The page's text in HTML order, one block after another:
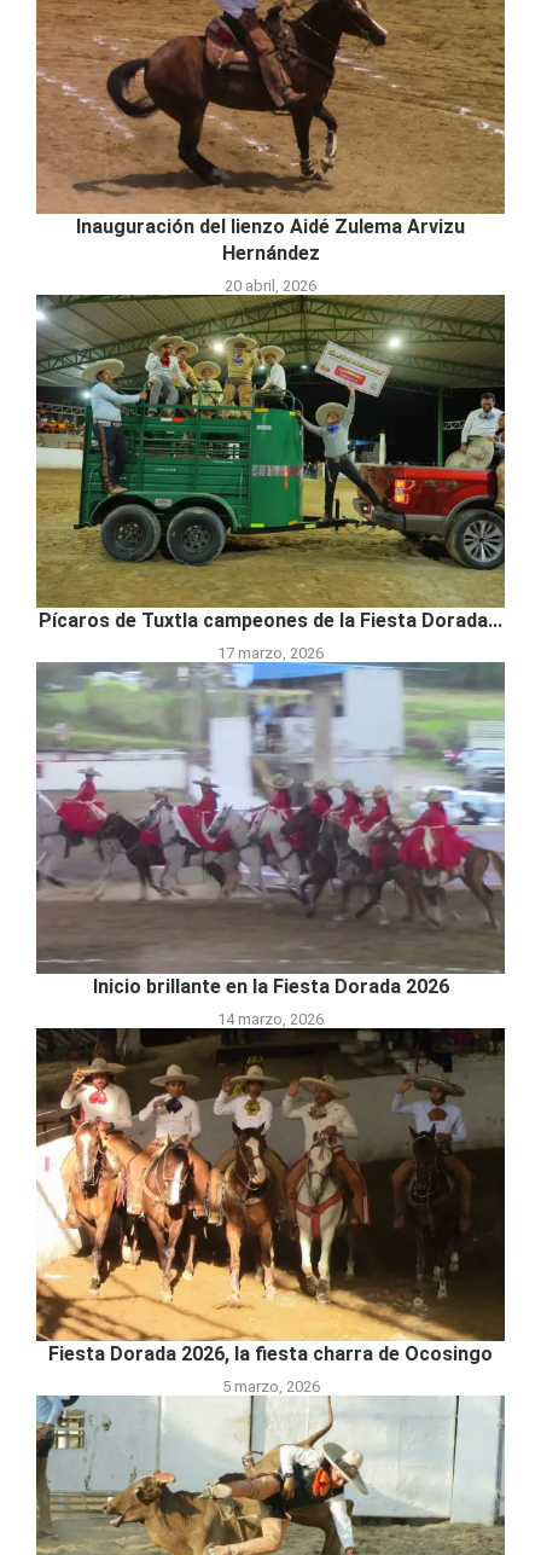
Inauguración del lienzo Aidé Zulema Arvizu
Hernández
20 abril, 2026
Pícaros de Tuxtla campeones de la Fiesta Dorada...
17 marzo, 2026
Inicio brillante en la Fiesta Dorada 2026
14 marzo, 2026
Fiesta Dorada 2026, la fiesta charra de Ocosingo
5 marzo, 2026